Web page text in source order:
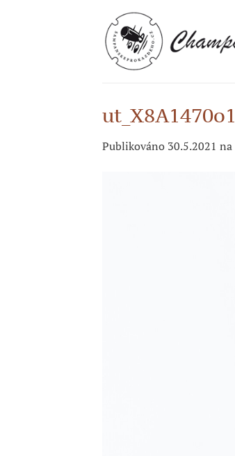
ut_X8A1470o1
Publikováno 30.5.2021 na